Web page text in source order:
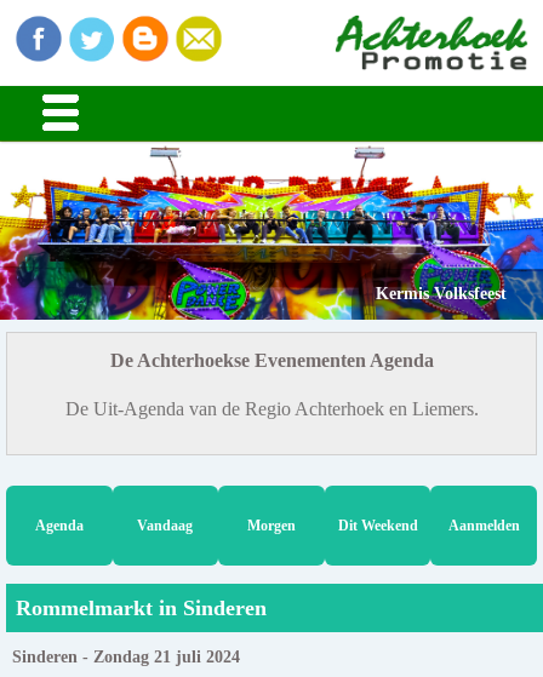
Kermis Volksfeest
De Achterhoekse Evenementen Agenda
De Uit-Agenda van de Regio Achterhoek en Liemers.
Agenda Vandaag Morgen Dit Weekend Aanmelden
Rommelmarkt in Sinderen
Sinderen - Zondag 21 juli 2024